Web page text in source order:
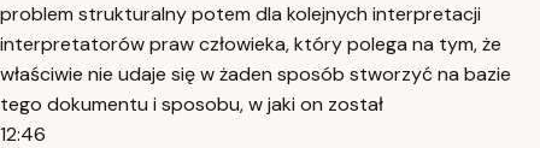
problem strukturalny potem dla kolejnych interpretacji
interpretatorów praw człowieka, który polega na tym, że
właściwie nie udaje się w żaden sposób stworzyć na bazie
tego dokumentu i sposobu, w jaki on został
12:46